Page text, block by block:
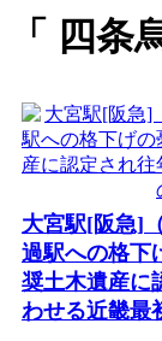
四条
大宮駅[阪急]
過駅への格下
奨土木遺産に
わせる近畿最